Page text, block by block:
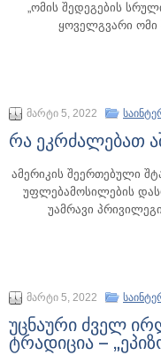
„ომის შედეგების
ყოველგვარი ომი
მარტი 5, 2022
რა ეკრძალებათ
ამერიკის შეერთებული
უფლებამოსილების
უამრავი
მარტი 5, 2022
უცნაური ძველ
ტრადიცია –